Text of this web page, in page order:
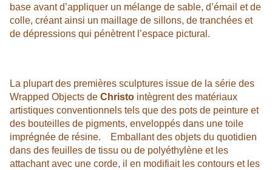
base avant d’appliquer un mélange de sable, d’émail et de
colle, créant ainsi un maillage de sillons, de tranchées et
de dépressions qui pénètrent l’espace pictural.
La plupart des premières sculptures issue de la série des
Wrapped Objects de Christo intègrent des matériaux
artistiques conventionnels tels que des pots de peinture et
des bouteilles de pigments, enveloppés dans une toile
imprégnée de résine. Emballant des objets du quotidien
dans des feuilles de tissu ou de polyéthylène et les
attachant avec une corde, il en modifiait les contours et les